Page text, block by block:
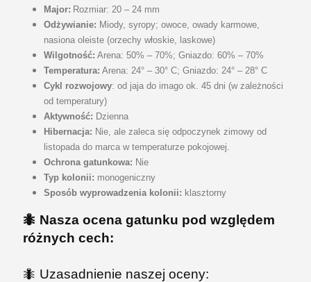
Major: Rozmiar: 20 – 24 mm
Odżywianie: Miody, syropy; owoce, owady karmowe,
nasiona oleiste (orzechy włoskie, laskowe)
Wilgotność: Arena: 50% – 70%; Gniazdo: 60% – 70%
Temperatura: Arena: 24° – 30° C; Gniazdo: 24° – 28° C
Cykl rozwojowy: od jaja do imago ok. 45 dni (w zależności
od temperatury)
Aktywność: Dzienna
Hibernacja: Nie, ale zaleca się odpoczynek zimowy od
listopada do marca w temperaturze pokojowej.
Ochrona gatunkowa: Nie
Typ kolonii: monogeniczny
Sposób wyprowadzenia kolonii: klasztorny
🐜 Nasza ocena gatunku pod względem
różnych cech:
🐜 Uzasadnienie naszej oceny: